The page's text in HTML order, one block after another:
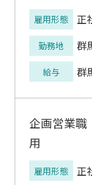
雇用形態 正
勤務地 群
給与 群
企画営業職
用
雇用形態 正